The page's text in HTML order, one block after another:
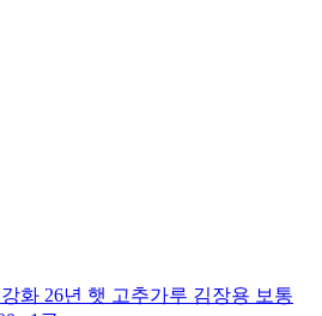
화 26년 햇 고추가루 김장용 보통